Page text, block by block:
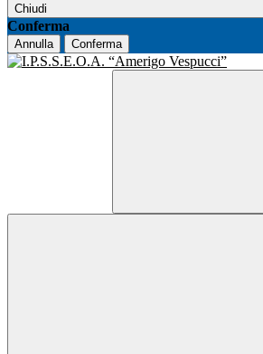
Chiudi
Conferma
Annulla Conferma